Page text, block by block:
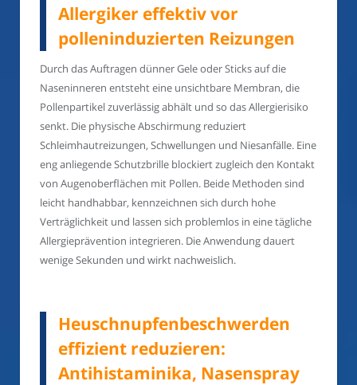
Allergiker effektiv vor
polleninduzierten Reizungen
Durch das Auftragen dünner Gele oder Sticks auf die
Naseninneren entsteht eine unsichtbare Membran, die
Pollenpartikel zuverlässig abhält und so das Allergierisiko
senkt. Die physische Abschirmung reduziert
Schleimhautreizungen, Schwellungen und Niesanfälle. Eine
eng anliegende Schutzbrille blockiert zugleich den Kontakt
von Augenoberflächen mit Pollen. Beide Methoden sind
leicht handhabbar, kennzeichnen sich durch hohe
Verträglichkeit und lassen sich problemlos in eine tägliche
Allergieprävention integrieren. Die Anwendung dauert
wenige Sekunden und wirkt nachweislich.
Heuschnupfenbeschwerden
effizient reduzieren:
Antihistaminika, Nasenspray